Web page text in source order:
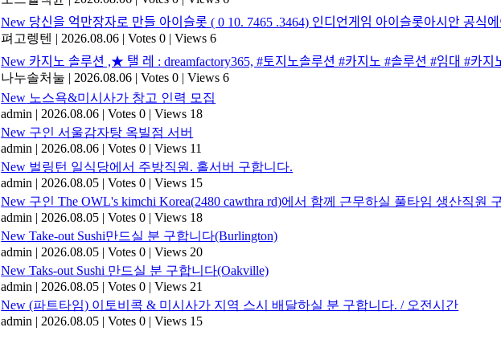
New 당신을 억만장자로 만들 아이슬롯 ( 0 10. 7465 .3464) 인디언게임 아이슬롯아시안
펴고렝텐 | 2026.08.06 | Votes 0 | Views 6
New 카지노 솔루션 ,★ 탤 레 : dreamfactory365, #토지노솔루션 #카지노 #솔루션 #임대
나누솔처눌 | 2026.08.06 | Votes 0 | Views 6
New 노스욕&미시사가 창고 인력 모집
admin | 2026.08.06 | Votes 0 | Views 18
New 구인 서울감자탕 옥빌점 서버
admin | 2026.08.06 | Votes 0 | Views 11
New 벌링턴 일식당에서 주방직원. 홀서버 구합니다.
admin | 2026.08.05 | Votes 0 | Views 15
New 구인 The OWL's kimchi Korea(2480 cawthra rd)에서 함께 근무하실 풀타임 생산직원
admin | 2026.08.05 | Votes 0 | Views 18
New Take-out Sushi만드실 분 구합니다(Burlington)
admin | 2026.08.05 | Votes 0 | Views 20
New Taks-out Sushi 만드실 분 구합니다(Oakville)
admin | 2026.08.05 | Votes 0 | Views 21
New (파트타임) 이토비콕 & 미시사가 지역 스시 배달하실 분 구합니다. / 오전시간
admin | 2026.08.05 | Votes 0 | Views 15